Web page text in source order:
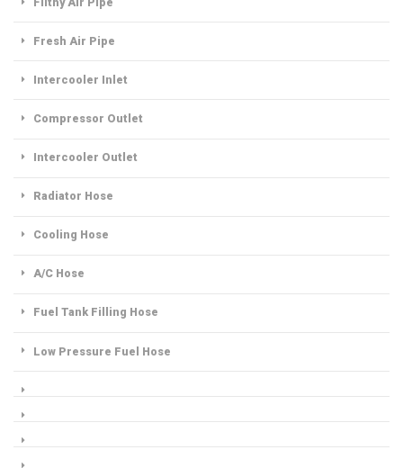
Fresh Air Pipe
Intercooler Inlet
Compressor Outlet
Intercooler Outlet
Radiator Hose
Cooling Hose
A/C Hose
Fuel Tank Filling Hose
Low Pressure Fuel Hose